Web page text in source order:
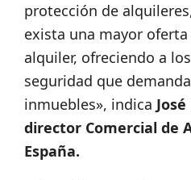
protección de
exista una mayor
alquiler, ofreciendo a
seguridad que
inmuebles», indica
director Comercial de
España.